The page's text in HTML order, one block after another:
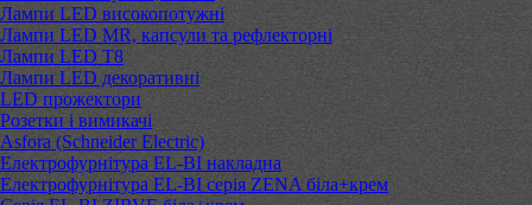
Лампи LED високопотужні
Лампи LED MR, капсули та рефлекторні
Лампи LED Т8
Лампи LED декоративні
LED прожектори
Розетки і вимикачі
Asfora (Schneider Electric)
Електрофурнітура EL-BI накладна
Електрофурнітура EL-BI серія ZENA біла+крем